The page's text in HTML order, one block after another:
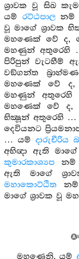
ශ්‍රාවක වූ සිඛ
යම් රට්ඨපාලනම්
වූ මාගේ ශ්‍රාවක
මහණෙක් වේ ද,
මහණුන් අතුරෙහි
පිරිපුන් වැටහීම්
වඞ්ගන්ත
මහණෙක් වේ ද,
මහණුන් අතුරෙහි
මහණෙක් වේ ද,
භික්‍ෂූන් අතුරෙහි …
දෙවියනට
… යම්දාරුචීරිය
අභිඥා ඇති
කුමාරකාශ්‍යප නම්
ඇති මාගේ
මහාකොට්ඨිත නම්
මාගේ ශ්‍රාවක වූ
මහණෙනි, යම්